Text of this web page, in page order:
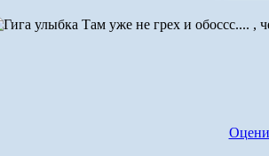
Там уже не грех и обоссс.... ,